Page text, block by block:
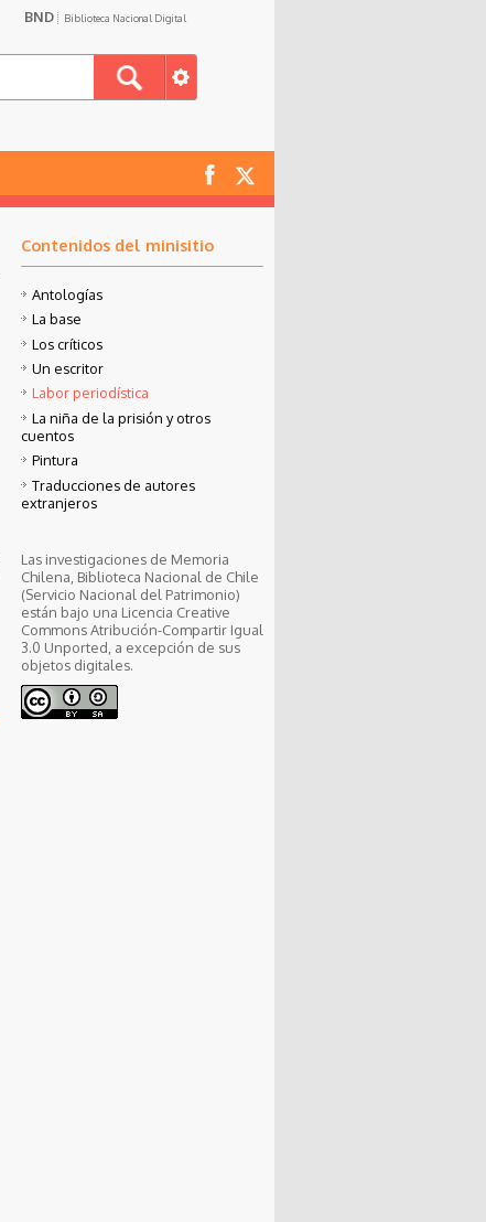
BND Biblioteca Nacional Digital
Contenidos del minisitio
Antologías
La base
Los críticos
Un escritor
Labor periodística
La niña de la prisión y otros
cuentos
Pintura
Traducciones de autores
extranjeros
Las investigaciones de Memoria
Chilena, Biblioteca Nacional de Chile
(Servicio Nacional del Patrimonio)
están bajo una Licencia Creative
Commons Atribución-Compartir Igual
3.0 Unported, a excepción de sus
objetos digitales.